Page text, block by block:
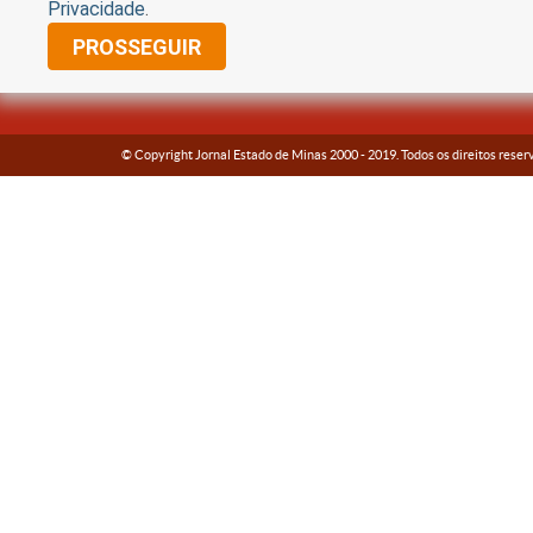
© Copyright Jornal Estado de Minas 2000 -2019 . Todos os direitos
Privacidade.
PROSSEGUIR